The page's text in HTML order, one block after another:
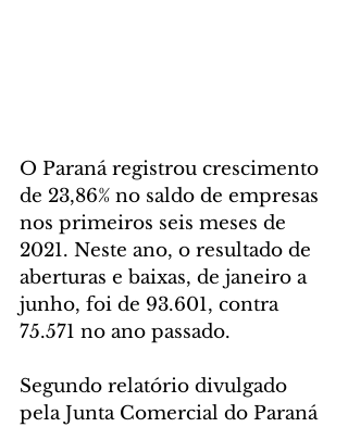
O Paraná registrou crescimento
de 23,86% no saldo de empresas
nos primeiros seis meses de
2021. Neste ano, o resultado de
aberturas e baixas, de janeiro a
junho, foi de 93.601, contra
75.571 no ano passado.
Segundo relatório divulgado
pela Junta Comercial do Paraná